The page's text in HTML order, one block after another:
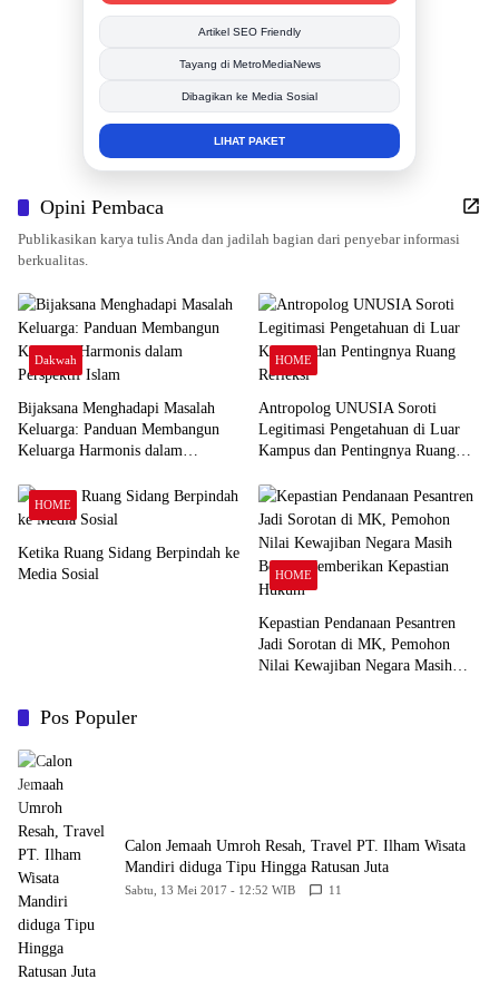
Publikasi Kegiatan
Berita Promosi
Tingkatkan Branding Anda
INFO SELENGKAPNYA
Opini Pembaca
Publikasikan karya tulis Anda dan jadilah bagian dari penyebar informasi
berkualitas.
Dakwah
Bijaksana Menghadapi Masalah
Keluarga: Panduan Membangun
Keluarga Harmonis dalam
HOME
Antropolog UNUSIA Soroti
Legitimasi Pengetahuan di Luar
Kampus dan Pentingnya Ruang
HOME
Ketika Ruang Sidang Berpindah ke
Media Sosial
HOME
Kepastian Pendanaan Pesantren
Jadi Sorotan di MK, Pemohon
Nilai Kewajiban Negara Masih
Pos Populer
Calon Jemaah Umroh Resah, Travel PT. Ilham Wisata
Mandiri diduga Tipu Hingga Ratusan Juta
Sabtu, 13 Mei 2017 - 12:52 WIB 11